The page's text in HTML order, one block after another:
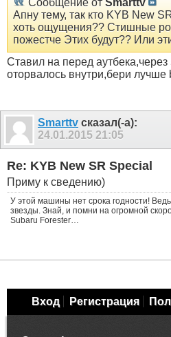
Сообщение от Smarttv
Апну тему, так кто KYB New
хоть ощущения?? Стишные
пожестче Этих будут?? Или
Ставил на перед
оторвалось внутри,бери лучше
Smarttv сказал(-а):
24.01.2015 21:05
Re: KYB New SR Special
Приму к сведению)
У этой машины нет срока годности!
звезды. Знай, и помни на огромной
Subaru Forester…
Вход Регистрация